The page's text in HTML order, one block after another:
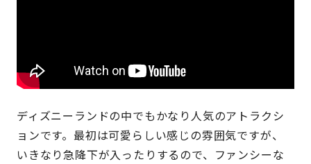
ディズニーランドの中でもかなり人気のアトラクシ
ョンです。最初は可愛らしい感じの雰囲気ですが、
いきなり急降下が入ったりするので、ファンシーな